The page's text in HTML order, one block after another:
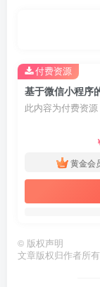
基于微信小程序
此内容为付费资
黄金会
付费资源
© 版权声明
文章版权归作者所